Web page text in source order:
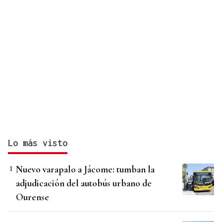
Lo más visto
Nuevo varapalo a Jácome: tumban la
adjudicación del autobús urbano de
Ourense